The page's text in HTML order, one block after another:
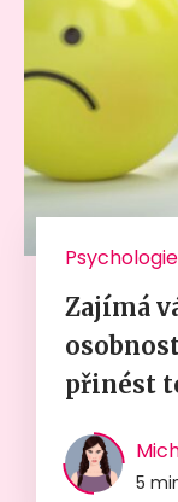
Psychologie
Zajímá
přinést
5